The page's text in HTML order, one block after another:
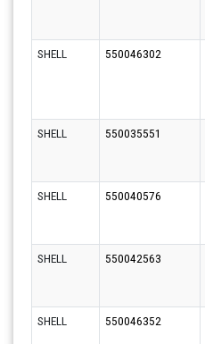
SHELL 550046302
SHELL 550035551
SHELL 550040576
SHELL 550042563
SHELL 550046352